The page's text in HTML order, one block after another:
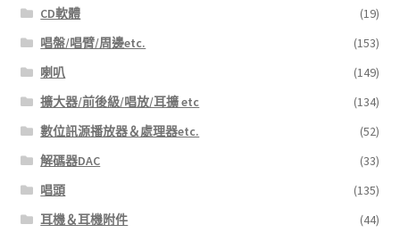
CD軟體
(19)
唱盤/唱臂/周邊etc.
(153)
喇叭
(149)
擴大器/前後級/唱放/耳擴 etc
(134)
數位訊源播放器＆處理器etc.
(52)
解碼器DAC
(33)
唱頭
(135)
耳機＆耳機附件
(44)